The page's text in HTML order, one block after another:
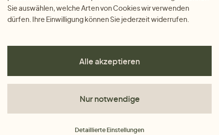
Sie auswählen, welche Arten von Cookies wir verwenden
dürfen. Ihre Einwilligung können Sie jederzeit widerrufen.
Alle akzeptieren
Nur notwendige
Detaillierte Einstellungen